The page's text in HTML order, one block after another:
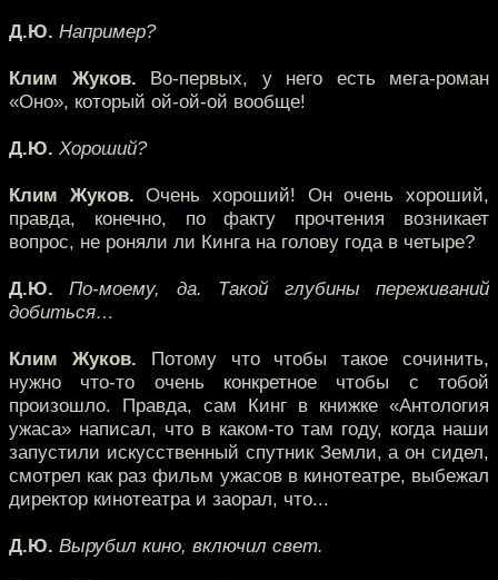
Д.Ю. Например?
Клим Жуков. Во-первых, у него есть мега-роман
«Оно», который ой-ой-ой вообще!
Д.Ю. Хороший?
Клим Жуков. Очень хороший! Он очень хороший,
правда, конечно, по факту прочтения возникает
вопрос, не роняли ли Кинга на голову года в четыре?
Д.Ю. По-моему, да. Такой глубины переживаний
добиться…
Клим Жуков. Потому что чтобы такое сочинить,
нужно что-то очень конкретное чтобы с тобой
произошло. Правда, сам Кинг в книжке «Антология
ужаса» написал, что в каком-то там году, когда наши
запустили искусственный спутник Земли, а он сидел,
смотрел как раз фильм ужасов в кинотеатре, выбежал
директор кинотеатра и заорал, что...
Д.Ю. Вырубил кино, включил свет.